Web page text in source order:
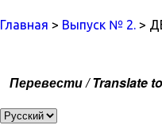
Главная > Выпуск № 2. >
Перевести / Translate to